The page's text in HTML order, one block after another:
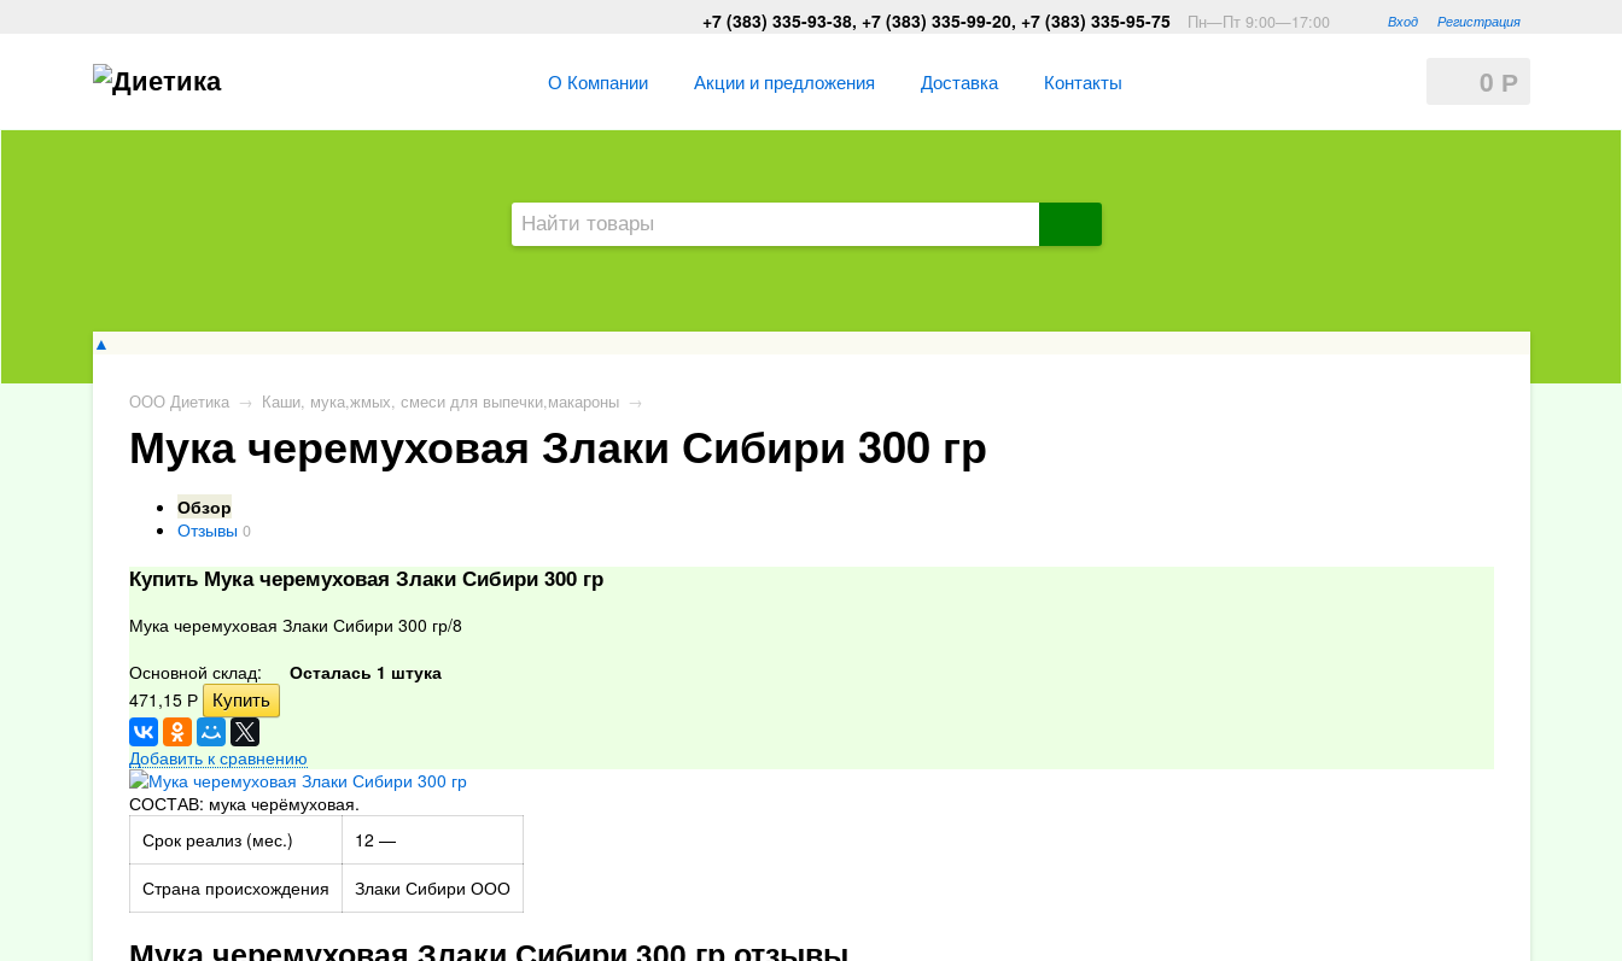
Вход Регистрация
+7 (383) 335-93-38, +7 (383) 335-99-20, +7 (383) 335-95-75 Пн—Пт 9:00—17:00
0 Р
О Компании Акции и предложения Доставка Контакты
▲
ООО Диетика → Каши, мука,жмых, смеси для выпечки,макароны →
Мука черемуховая Злаки Сибири 300 гр
Обзор
Отзывы 0
Купить Мука черемуховая Злаки Сибири 300 гр
Мука черемуховая Злаки Сибири 300 гр/8
Основной склад:
Осталась 1 штука
471,15 Р
Добавить к сравнению
СОСТАВ: мука черёмуховая.
Срок реализ (мес.)
12 —
Страна происхождения
Злаки Сибири ООО